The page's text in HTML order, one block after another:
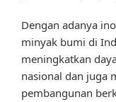
Dengan adanya
minyak bumi di
meningkatkan
nasional dan juga
pembangunan